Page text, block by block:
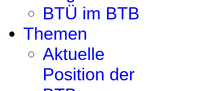
BTÜ im BTB
Themen
Aktuelle
Position der